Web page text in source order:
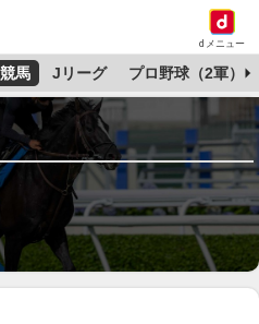
dメニュー
競馬 Jリーグ プロ野球（2軍）